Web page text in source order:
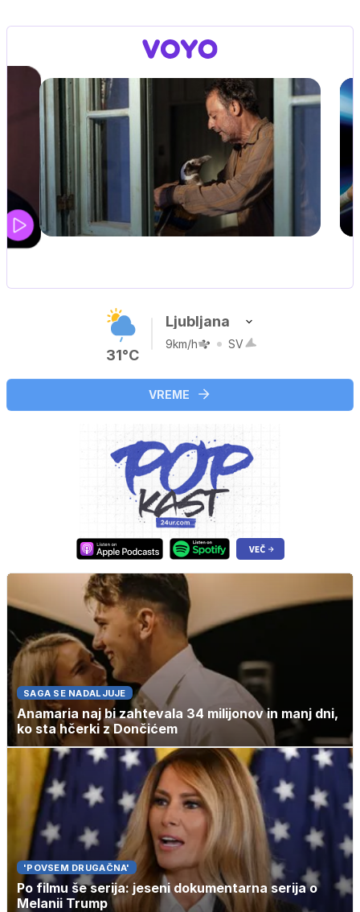
UEFA SUPERPOKAL
31°C
Ljubljana
9km/h SV
VREME
SAGA SE NADALJUJE
Anamaria naj bi zahtevala 34 milijonov in manj dni,
ko sta hčerki z Dončićem
'POVSEM DRUGAČNA'
Po filmu še serija: jeseni dokumentarna serija o
Melanii Trump